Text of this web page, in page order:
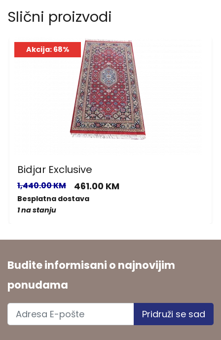
Slični proizvodi
Akcija: 68%
Bidjar Exclusive
1,440.00 KM 461.00 KM
Besplatna dostava
1 na stanju
Budite informisani o najnovijim
ponudama
Pridruži se sad